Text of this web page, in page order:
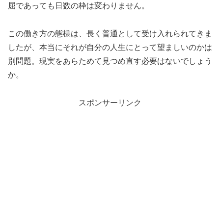
屈であっても日数の枠は変わりません。
この働き方の態様は、長く普通として受け入れられてきま
したが、本当にそれが自分の人生にとって望ましいのかは
別問題。現実をあらためて見つめ直す必要はないでしょう
か。
スポンサーリンク